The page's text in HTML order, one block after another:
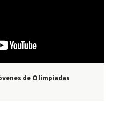
de Olimpiadas